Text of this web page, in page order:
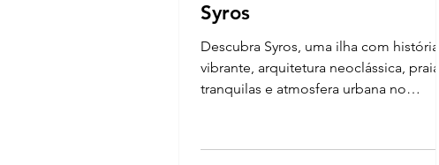
Syros
Descubra Syros, uma ilha com história
vibrante, arquitetura neoclássica, praias
tranquilas e atmosfera urbana no